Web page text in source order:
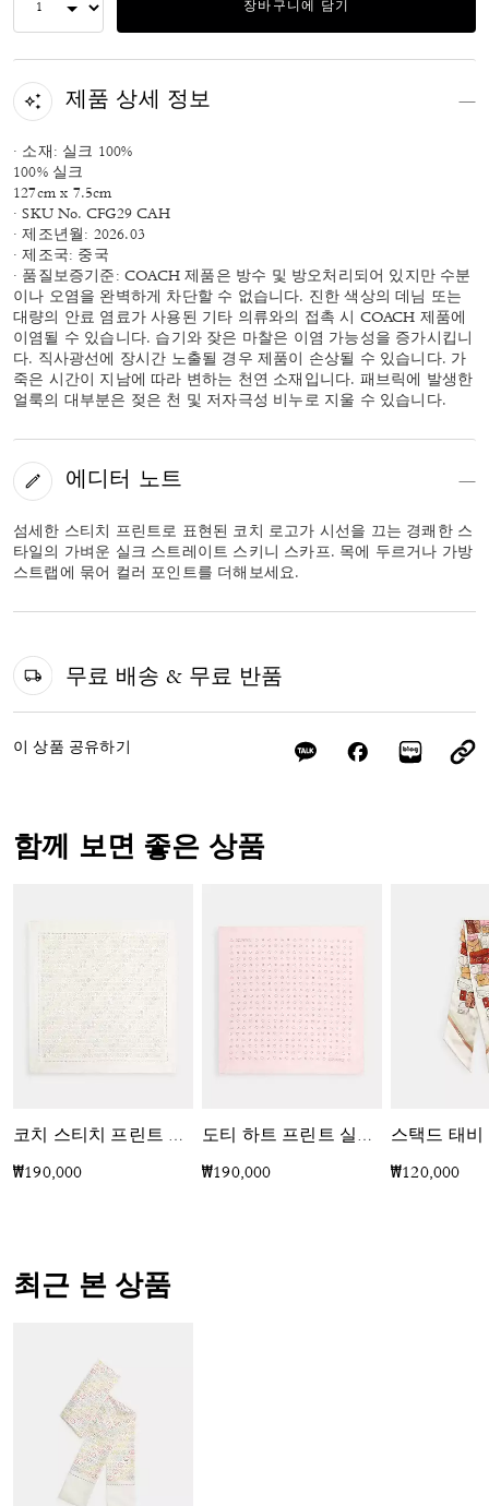
장바구니에 담기
제품 상세 정보
· 소재: 실크 100%
100% 실크
127cm x 7.5cm
· SKU No. CFG29 CAH
· 제조년월: 2026.03
· 제조국: 중국
· 품질보증기준: COACH 제품은 방수 및 방오처리되어 있지만 수분
이나 오염을 완벽하게 차단할 수 없습니다. 진한 색상의 데님 또는
대량의 안료 염료가 사용된 기타 의류와의 접촉 시 COACH 제품에
이염될 수 있습니다. 습기와 잦은 마찰은 이염 가능성을 증가시킵니
다. 직사광선에 장시간 노출될 경우 제품이 손상될 수 있습니다. 가
죽은 시간이 지남에 따라 변하는 천연 소재입니다. 패브릭에 발생한
얼룩의 대부분은 젖은 천 및 저자극성 비누로 지울 수 있습니다.
에디터 노트
섬세한 스티치 프린트로 표현된 코치 로고가 시선을 끄는 경쾌한 스
타일의 가벼운 실크 스트레이트 스키니 스카프. 목에 두르거나 가방
스트랩에 묶어 컬러 포인트를 더해보세요.
무료 배송 & 무료 반품
이 상품 공유하기
함께 보면 좋은 상품
코치 스티치 프린트 실크 반다나
₩190,000
도티 하트 프린트 실크 반다나
₩190,000 ₩120,000
최근 본 상품